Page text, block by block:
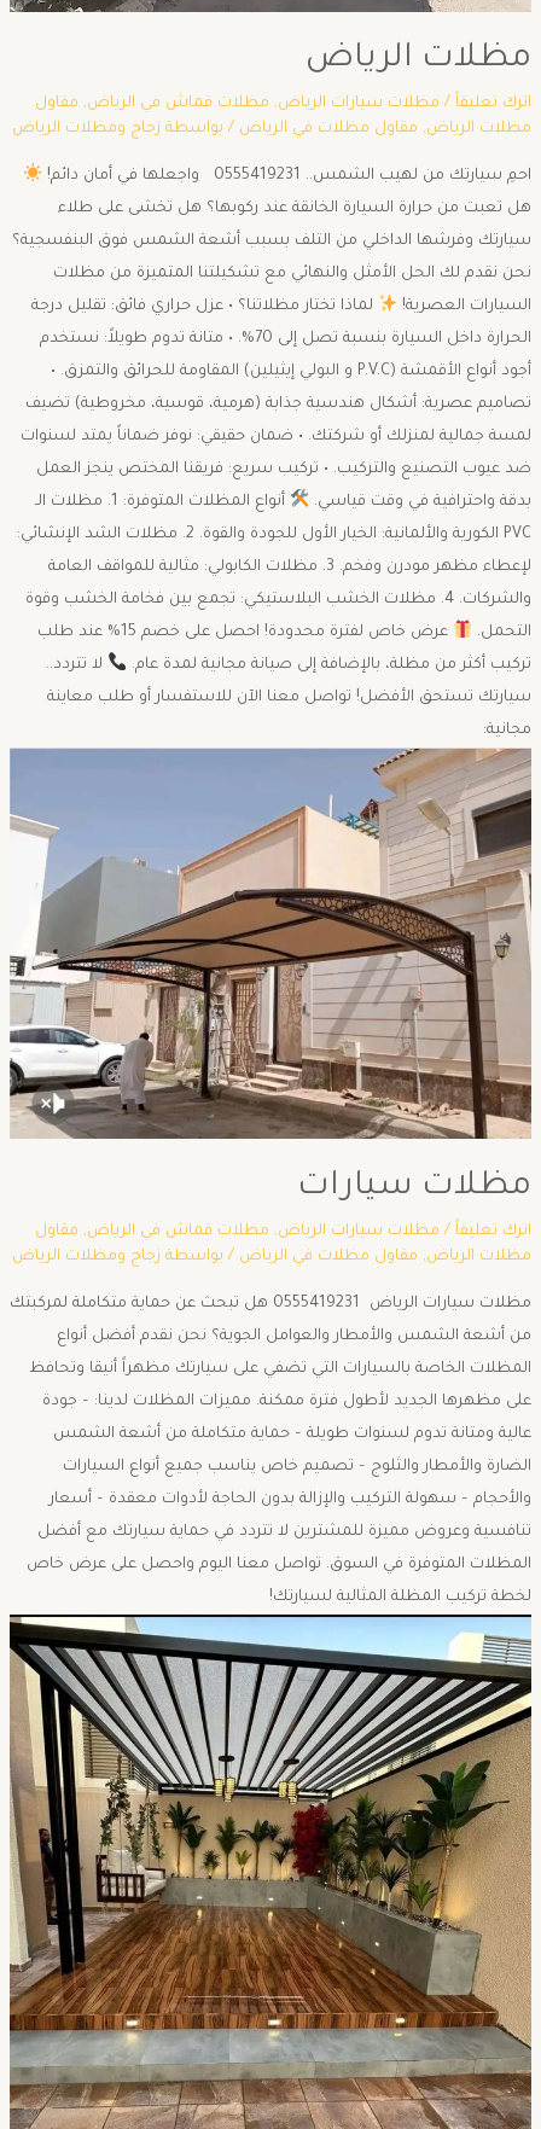
مظلات الرياض
اترك تعليقاً / مظلات سيارات الرياض, مظلات قماش في الرياض, مقاول
مظلات الرياض, مقاول مظلات في الرياض / بواسطة زجاج ومظلات الرياض
احمِ سيارتك من لهيب الشمس.. 0555419231 واجعلها في أمان دائم!
هل تعبت من حرارة السيارة الخانقة عند ركوبها؟ هل تخشى على طلاء
سيارتك وفرشها الداخلي من التلف بسبب أشعة الشمس فوق البنفسجية؟
نحن نقدم لك الحل الأمثل والنهائي مع تشكيلتنا المتميزة من مظلات
السيارات العصرية!
لماذا تختار مظلاتنا؟ • عزل حراري فائق: تقليل درجة
الحرارة داخل السيارة بنسبة تصل إلى 70%. • متانة تدوم طويلاً: نستخدم
أجود أنواع الأقمشة (P.V.C و البولي إيثيلين) المقاومة للحرائق والتمزق. •
تصاميم عصرية: أشكال هندسية جذابة (هرمية، قوسية، مخروطية) تضيف
لمسة جمالية لمنزلك أو شركتك. • ضمان حقيقي: نوفر ضماناً يمتد لسنوات
ضد عيوب التصنيع والتركيب. • تركيب سريع: فريقنا المختص ينجز العمل
بدقة واحترافية في وقت قياسي.
أنواع المظلات المتوفرة: 1. مظلات الـ
PVC الكورية والألمانية: الخيار الأول للجودة والقوة. 2. مظلات الشد الإنشائي:
لإعطاء مظهر مودرن وفخم. 3. مظلات الكابولي: مثالية للمواقف العامة
والشركات. 4. مظلات الخشب البلاستيكي: تجمع بين فخامة الخشب وقوة
التحمل.
عرض خاص لفترة محدودة! احصل على خصم 15% عند طلب
تركيب أكثر من مظلة، بالإضافة إلى صيانة مجانية لمدة عام.
لا تتردد..
سيارتك تستحق الأفضل! تواصل معنا الآن للاستفسار أو طلب معاينة
مجانية:
مظلات سيارات
اترك تعليقاً / مظلات سيارات الرياض, مظلات قماش في الرياض, مقاول
مظلات الرياض, مقاول مظلات في الرياض / بواسطة زجاج ومظلات الرياض
مظلات سيارات الرياض 0555419231 هل تبحث عن حماية متكاملة لمركبتك
من أشعة الشمس والأمطار والعوامل الجوية؟ نحن نقدم أفضل أنواع
المظلات الخاصة بالسيارات التي تضفي على سيارتك مظهراً أنيقا وتحافظ
على مظهرها الجديد لأطول فترة ممكنة. مميزات المظلات لدينا: – جودة
عالية ومتانة تدوم لسنوات طويلة – حماية متكاملة من أشعة الشمس
الضارة والأمطار والثلوج – تصميم خاص يناسب جميع أنواع السيارات
والأحجام – سهولة التركيب والإزالة بدون الحاجة لأدوات معقدة – أسعار
تنافسية وعروض مميزة للمشترين لا تتردد في حماية سيارتك مع أفضل
المظلات المتوفرة في السوق. تواصل معنا اليوم واحصل على عرض خاص
لخطة تركيب المظلة المثالية لسيارتك!